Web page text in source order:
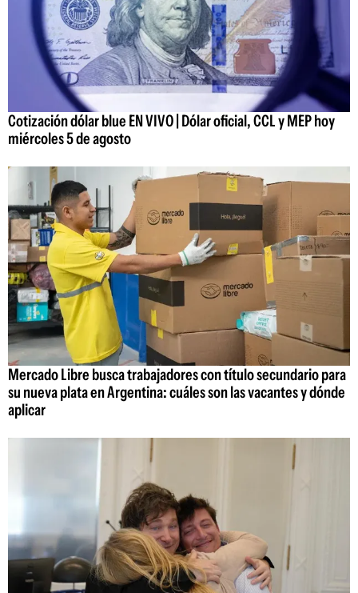
Cotización dólar blue EN VIVO | Dólar oficial, CCL y MEP hoy
miércoles 5 de agosto
Mercado Libre busca trabajadores con título secundario para
su nueva plata en Argentina: cuáles son las vacantes y dónde
aplicar